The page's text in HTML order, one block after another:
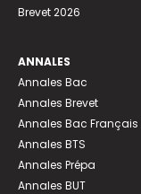
Brevet 2026
ANNALES
Annales Bac
Annales Brevet
Annales Bac Français
Annales BTS
Annales Prépa
Annales BUT